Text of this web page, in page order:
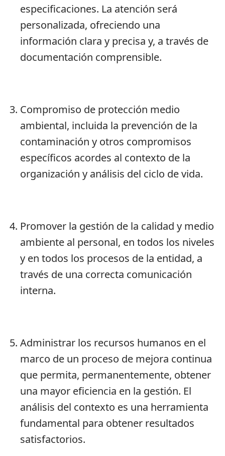
especificaciones. La atención será
personalizada, ofreciendo una
información clara y precisa y, a través de
documentación comprensible.
Compromiso de protección medio
ambiental, incluida la prevención de la
contaminación y otros compromisos
específicos acordes al contexto de la
organización y análisis del ciclo de vida.
Promover la gestión de la calidad y medio
ambiente al personal, en todos los niveles
y en todos los procesos de la entidad, a
través de una correcta comunicación
interna.
Administrar los recursos humanos en el
marco de un proceso de mejora continua
que permita, permanentemente, obtener
una mayor eficiencia en la gestión. El
análisis del contexto es una herramienta
fundamental para obtener resultados
satisfactorios.